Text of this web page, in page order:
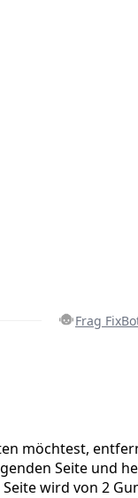
Frag
möchtest,
Seite und
Seite wird von 2